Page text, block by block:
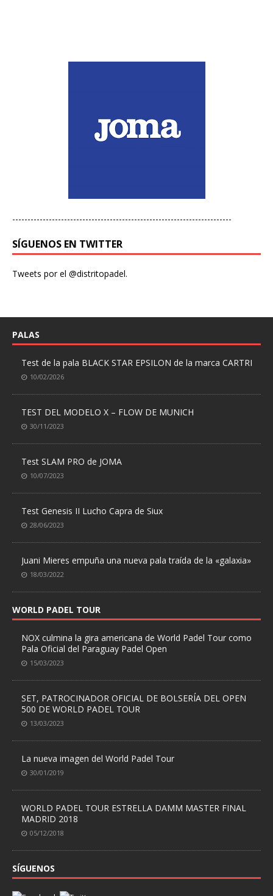
------------------------------------------------------------------------
SÍGUENOS EN TWITTER
Tweets por el @distritopadel.
PALAS
Test de la pala BLACK STAR EPSILON de la marca CARTRI
10/02/2026
TEST DEL MODELO X – FLOW DE MUNICH
30/11/2023
Test SLAM PRO de JOMA
10/07/2023
Test Genesis II Lucho Capra de Siux
28/06/2023
Juani Mieres empuña una nueva pala traída de la «galaxia»
18/03/2022
WORLD PADEL TOUR
NOX culmina la gira americana de World Padel Tour como
Pala Oficial del Paraguay Padel Open
15/03/2023
SET, PATROCINADOR OFICIAL DE BOLSERÍA DEL OPEN
500 DE WORLD PADEL TOUR
13/03/2023
La nueva imagen del World Padel Tour
30/01/2019
WORLD PADEL TOUR ESTRELLA DAMM MASTER FINAL
MADRID 2018
05/12/2018
SÍGUENOS